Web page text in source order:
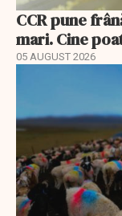
CCR pune
mari. Cine
05 AUGUST 2026